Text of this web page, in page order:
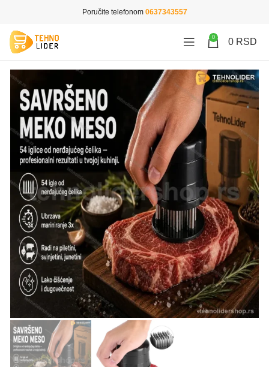
Poručite telefonom 0637343557
0 0 RSD